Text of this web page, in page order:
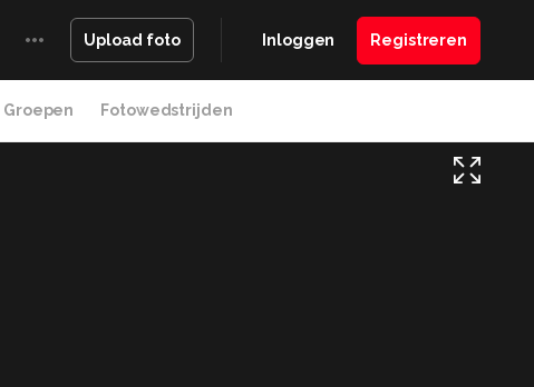
Upload foto Inloggen Registreren
Groepen Fotowedstrijden